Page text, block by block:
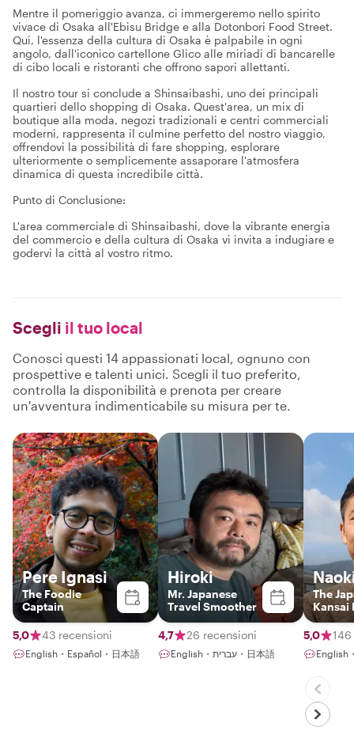
Mentre il pomeriggio avanza, ci immergeremo nello spirito
vivace di Osaka all'Ebisu Bridge e alla Dotonbori Food Street.
Qui, l'essenza della cultura di Osaka è palpabile in ogni
angolo, dall'iconico cartellone Glico alle miriadi di bancarelle
di cibo locali e ristoranti che offrono sapori allettanti.
Il nostro tour si conclude a Shinsaibashi, uno dei principali
quartieri dello shopping di Osaka. Quest'area, un mix di
boutique alla moda, negozi tradizionali e centri commerciali
moderni, rappresenta il culmine perfetto del nostro viaggio,
offrendovi la possibilità di fare shopping, esplorare
ulteriormente o semplicemente assaporare l'atmosfera
dinamica di questa incredibile città.
Punto di Conclusione:
L'area commerciale di Shinsaibashi, dove la vibrante energia
del commercio e della cultura di Osaka vi invita a indugiare e
godervi la città al vostro ritmo.
Scegli il tuo local
Conosci questi 14 appassionati local, ognuno con
prospettive e talenti unici. Scegli il tuo preferito,
controlla la disponibilità e prenota per creare
un'avventura indimenticabile su misura per te.
Pere Ignasi
The Foodie
Captain
5,0 43 recensioni
English・Español・日本語
Hiroki
Mr. Japanese
Travel Smoother
4,7 26 recensioni
English・עברית・日本語
The
Kansai
5,0
English